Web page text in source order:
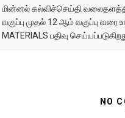
மின்னல் கல்விச்செய்தி
வகுப்பு முதல் 12 ஆம் வகுப்பு
MATERIALS பதிவு
NO